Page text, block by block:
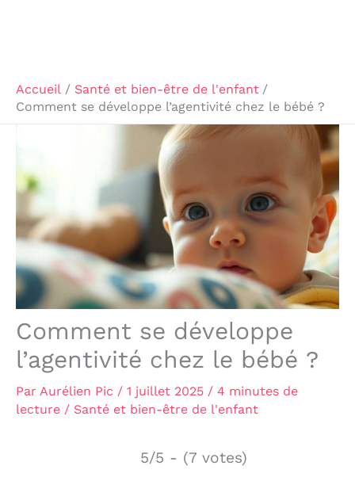
Accueil
Santé et bien-être de l'enfant
Comment se développe l’agentivité chez le bébé ?
Comment se développe
l’agentivité chez le bébé ?
Par Aurélien Pic / 1 juillet 2025 / 4 minutes de
lecture / Santé et bien-être de l'enfant
5/5 - (7 votes)